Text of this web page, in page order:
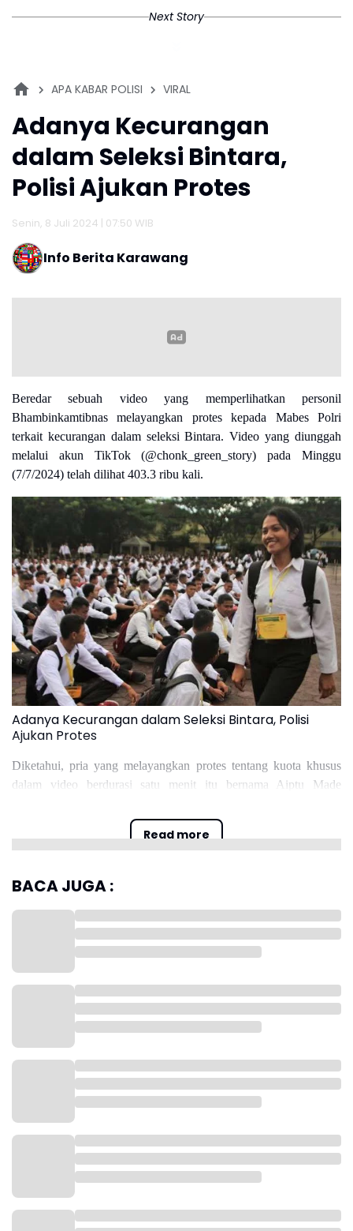
Next Story
APA KABAR POLISI VIRAL
Adanya Kecurangan
dalam Seleksi Bintara,
Polisi Ajukan Protes
Senin, 8 Juli 2024 | 07:50 WIB
Info Berita Karawang
Read more
Beredar sebuah video yang memperlihatkan personil
Bhambinkamtibnas melayangkan protes kepada Mabes Polri
terkait kecurangan dalam seleksi Bintara. Video yang diunggah
melalui akun TikTok (@chonk_green_story) pada Minggu
(7/7/2024) telah dilihat 403.3 ribu kali.
Adanya Kecurangan dalam Seleksi Bintara, Polisi
Ajukan Protes
Diketahui, pria yang melayangkan protes tentang kuota khusus
dalam video berdurasi satu menit itu bernama Aiptu Made
Ia menjelaskan, bahwaa anaknya tidak lolos tes Bintara pada
mendapatkan nilai yang cukup memuaskan.
Selama proses seleksi berlangsung, Made sempat mencium ada
sesuatu yang tidak beres dalam proses seleksi. Hingga kemudian,
ia mempertanyakan tentang kuota khusus yang diberikan oleh
BACA JUGA :